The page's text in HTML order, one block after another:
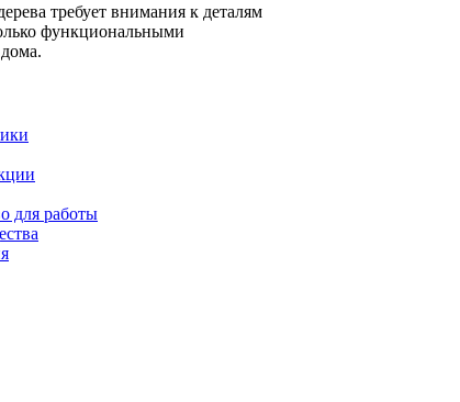
требует внимания к деталям
функциональными
для работы